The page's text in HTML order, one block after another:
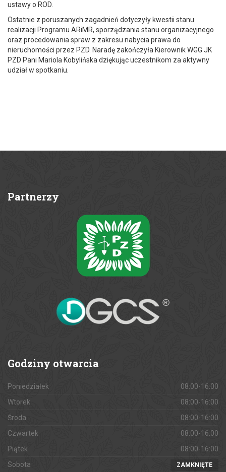
ustawy o ROD.
Ostatnie z poruszanych zagadnień dotyczyły kwestii stanu
realizacji Programu ARiMR, sporządzania stanu organizacyjnego
oraz procedowania spraw z zakresu nabycia prawa do
nieruchomości przez PZD. Naradę zakończyła Kierownik WGG JK
PZD Pani Mariola Kobylińska dziękując uczestnikom za aktywny
udział w spotkaniu.
Partnerzy
Godziny otwarcia
Poniedziałek
08:00-16:00
Wtorek
08:00-16:00
Środa
08:00-16:00
Czwartek
08:00-16:00
Piątek
08:00-16:00
Sobota
ZAMKNIĘTE